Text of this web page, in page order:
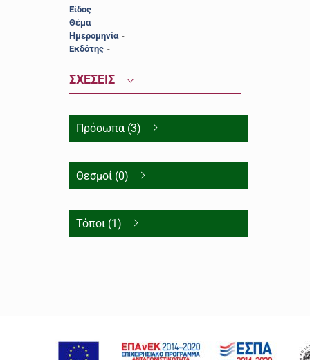
Είδος -
Θέμα -
Ημερομηνία -
Εκδότης -
ΣΧΕΣΕΙΣ
Πρόσωπα (3)
Θεσμοί (0)
Τόποι (1)